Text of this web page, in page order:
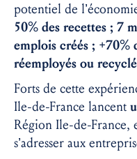
potentiel de
50% des recettes ; 7
emplois créés ; +70%
réemployés ou
Forts de cette
Ile-de-France lancent
Région Ile-de-France,
s’adresser aux